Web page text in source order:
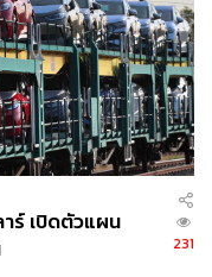
ทนายความส่วนตัว
ต ผบ.ตร.ว่า ยังคงอยู่
พฤษภาคม) เพื่อสยบ
งเขาว่า ‘คุณวางแผน
ผนอะไรเลย” ทนาย
ร์ เปิดตัวแผน
231